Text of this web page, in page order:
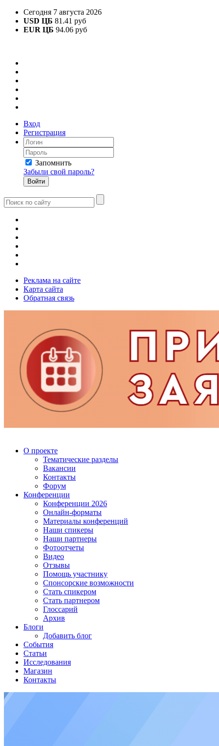
Сегодня 7 августа 2026
USD ЦБ 81.41 руб
EUR ЦБ 94.06 руб
Вход
Регистрация
Запомнить
Забыли свой пароль?
Реклама на сайте
Карта сайта
Обратная связь
О проекте
Тематические разделы
Вакансии
Контакты
Форум
Конференции
Конференции 2026
Онлайн-форматы
Материалы конференций
Наши спикеры
Наши партнеры
Фотоотчеты
Видео
Отзывы
Помощь участнику
Спонсорские возможности
Стать спикером
Стать партнером
Глоссарий
Архив
Блоги
Добавить блог
События
Статьи
Исследования
Магазин
Контакты